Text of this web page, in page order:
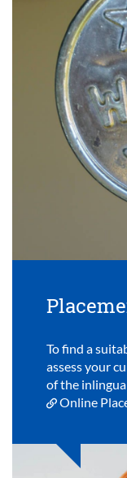
To find a
assess your
of the
Online